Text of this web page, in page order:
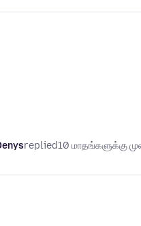
replied10 மாதங்களுக்கு